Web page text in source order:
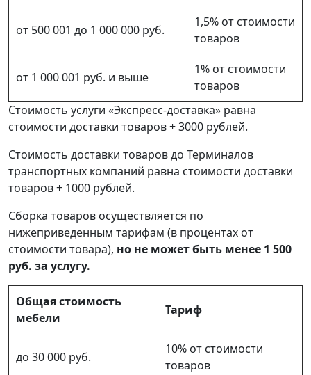
от 500 001 до 1 000 000 руб.
1,5% от стоимости
товаров
от 1 000 001 руб. и выше
1% от стоимости
товаров
Стоимость услуги «Экспресс-доставка» равна
стоимости доставки товаров + 3000 рублей.
Стоимость доставки товаров до Терминалов
транспортных компаний равна стоимости доставки
товаров + 1000 рублей.
Сборка товаров осуществляется по
нижеприведенным тарифам (в процентах от
стоимости товара), но не может быть менее 1 500
руб. за услугу.
Общая стоимость
мебели
Тариф
до 30 000 руб.
10% от стоимости
товаров